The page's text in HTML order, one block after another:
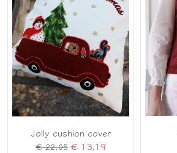
Jolly cushion cover
€ 22,05 € 13,19